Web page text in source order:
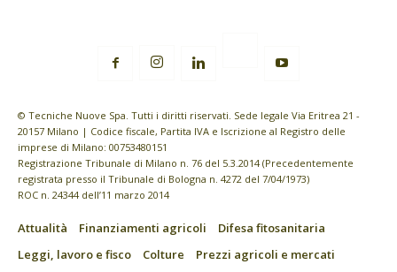
© Tecniche Nuove Spa. Tutti i diritti riservati. Sede legale Via Eritrea 21 -
20157 Milano | Codice fiscale, Partita IVA e Iscrizione al Registro delle
imprese di Milano: 00753480151
Registrazione Tribunale di Milano n. 76 del 5.3.2014 (Precedentemente
registrata presso il Tribunale di Bologna n. 4272 del 7/04/1973)
ROC n. 24344 dell’11 marzo 2014
Attualità Finanziamenti agricoli
Difesa fitosanitaria
Leggi, lavoro e fisco
Colture
Prezzi agricoli e mercati